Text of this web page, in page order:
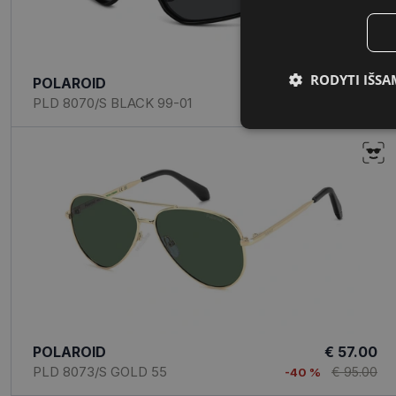
POLAROID
PLD 8070/S BLACK 99-01
€ 57.00
POLAROID
PLD 8073/S GOLD 55
€ 57.00
-40 % € 95.00
RODYTI
slapukai
Šie būtinieji
Pavadinimas